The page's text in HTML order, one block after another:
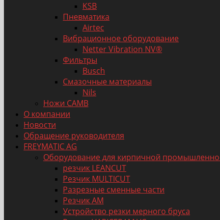
KSB
Пневматика
Airtec
Вибрационное оборудование
Netter Vibration NV®
Фильтры
Busch
Смазочные материалы
Nils
Ножи CAMB
О компании
Новости
Обращение руководителя
FREYMATIC AG
Оборудование для кирпичной
резчик LEANCUT
Резчик MULTICUT
Разрезные сменные части
Резчик AM
Устройство резки мерного бруса